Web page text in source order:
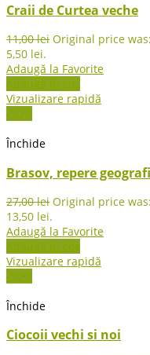
Craii de Curtea veche
11,00lei Original price
5,50 lei.
Adaugă la Favorite
Adaugă în coș
Vizualizare rapidă
-50%
Închide
Brasov, repere
27,00lei Original price
13,50 lei.
Adaugă la Favorite
Adaugă în coș
Vizualizare rapidă
-50%
Închide
Ciocoii vechi si noi